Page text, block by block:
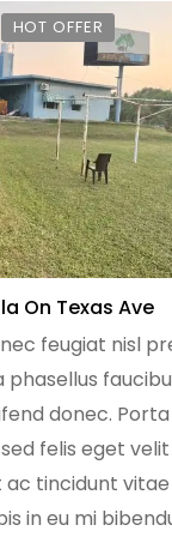
HOT OFFER
On Texas Ave
feugiat nisl
phasellus
donec.
felis eget
ac tincidunt
in eu mi